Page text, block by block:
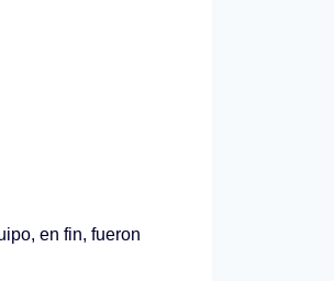
en fin, fueron